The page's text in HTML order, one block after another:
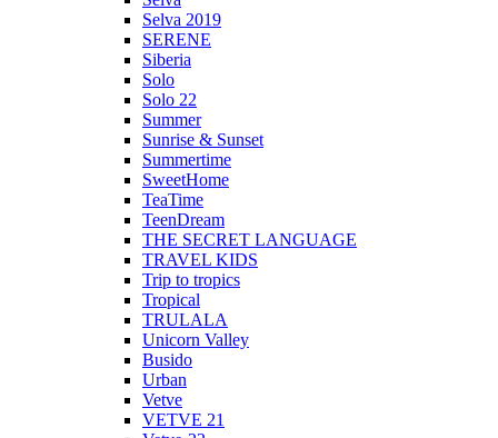
Selva 2019
SERENE
Siberia
Solo
Solo 22
Summer
Sunrise & Sunset
Summertime
SweetHome
TeaTime
TeenDream
THE SECRET LANGUAGE
TRAVEL KIDS
Trip to tropics
Tropical
TRULALA
Unicorn Valley
Busido
Urban
Vetve
VETVE 21